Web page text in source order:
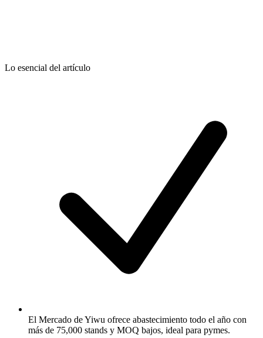
Lo esencial del artículo
El Mercado de Yiwu ofrece abastecimiento todo el año con
más de 75,000 stands y MOQ bajos, ideal para pymes.